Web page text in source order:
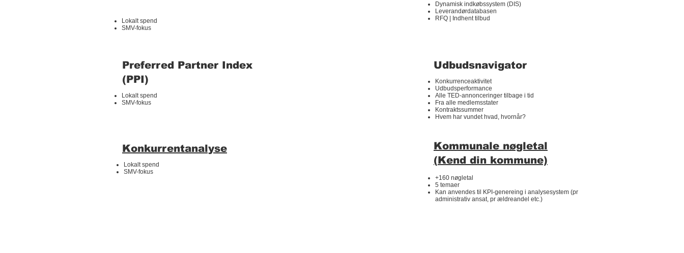
Lokalt spend
SMV-fokus
Preferred Partner Index
(PPI)
Lokalt spend
SMV-fokus
Konkurrentanalyse
Lokalt spend
SMV-fokus
Dynamisk indkøbssystem (DIS)
Leverandørdatabasen
RFQ | Indhent tilbud
Udbudsnavigator
Konkurrenceaktivitet
Udbudsperformance
Alle TED-annonceringer tilbage i tid
Fra alle medlemsstater
Kontraktssummer
Hvem har vundet hvad, hvornår?
Kommunale nøgletal
(Kend din kommune)
+160 nøgletal
5 temaer
Kan anvendes til KPI-genereing i analysesystem (pr
administrativ ansat, pr ældreandel etc.)